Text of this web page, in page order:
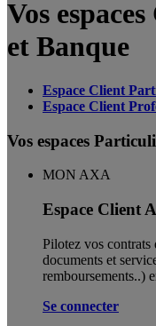
Vos
et Banque
Espace Client
Espace Client
Vos espaces
MON AXA
Espace Client
Pilotez vos contrats
documents et
remboursements..)
Se connecter